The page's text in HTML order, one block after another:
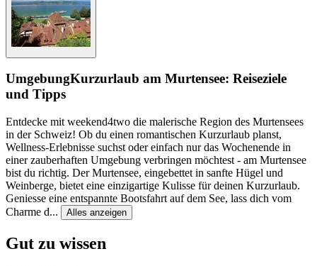
UmgebungKurzurlaub am Murtensee: Reiseziele
und Tipps
Entdecke mit weekend4two die malerische Region des Murtensees
in der Schweiz! Ob du einen romantischen Kurzurlaub planst,
Wellness-Erlebnisse suchst oder einfach nur das Wochenende in
einer zauberhaften Umgebung verbringen möchtest - am Murtensee
bist du richtig. Der Murtensee, eingebettet in sanfte Hügel und
Weinberge, bietet eine einzigartige Kulisse für deinen Kurzurlaub.
Geniesse eine entspannte Bootsfahrt auf dem See, lass dich vom
Charme d... Alles anzeigen
Gut zu wissen